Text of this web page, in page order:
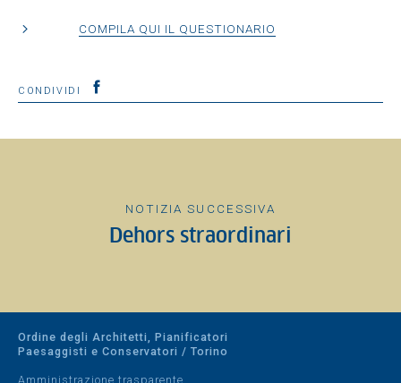
COMPILA QUI IL QUESTIONARIO
CONDIVIDI
NOTIZIA SUCCESSIVA
Dehors straordinari
Ordine degli Architetti, Pianificatori
Paesaggisti e Conservatori / Torino
Amministrazione trasparente